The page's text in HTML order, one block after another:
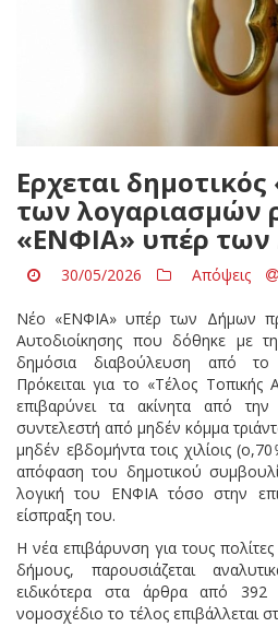
Ερχεται
των λογαριασμών
«ΕΝΦΙΑ» υπέρ
30/05/2026 Απόψεις
Νέο «ΕΝΦΙΑ» υπέρ των Δήμων
Αυτοδιοίκησης που δόθηκε με
δημόσια διαβούλευση από το
Πρόκειται για το «Τέλος
επιβαρύνει τα ακίνητα από
συντελεστή από μηδέν κόμμα
μηδέν εβδομήντα τοις χιλίοις
απόφαση του δημοτικού
λογική του ΕΝΦΙΑ τόσο στην
είσπραξη του.
Η νέα επιβάρυνση για τους
δήμους, παρουσιάζεται
ειδικότερα στα άρθρα από
νομοσχέδιο το τέλος επιβάλλεται